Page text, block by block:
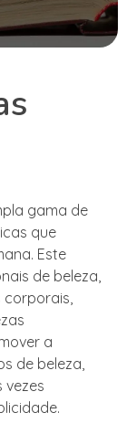
gama de
que
Este
de beleza,
corporais,
a
de beleza,
vezes